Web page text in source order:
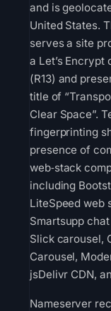
and is
United States.
serves a site
a Let’s
(R13) and
title of
Clear Space”.
fingerprinting
presence of
web‑stack
including
LiteSpeed web
Smartsupp
Slick carousel,
Carousel,
jsDelivr CDN,
Nameserver